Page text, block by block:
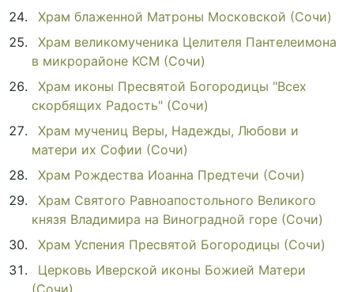
Храм блаженной Матроны Московской (Сочи)
Храм великомученика Целителя Пантелеимона
в микрорайоне КСМ (Сочи)
Храм иконы Пресвятой Богородицы "Всех
скорбящих Радость" (Сочи)
Храм мучениц Веры, Надежды, Любови и
матери их Софии (Сочи)
Храм Рождества Иоанна Предтечи (Сочи)
Храм Святого Равноапостольного Великого
князя Владимира на Виноградной горе (Сочи)
Храм Успения Пресвятой Богородицы (Сочи)
Церковь Иверской иконы Божией Матери
(Сочи)